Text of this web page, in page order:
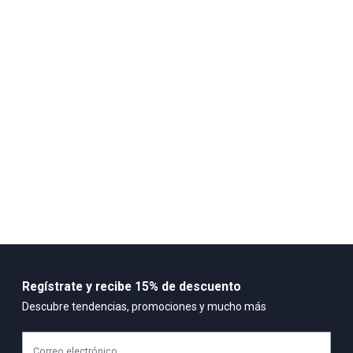
Regístrate y recibe 15% de descuento
Descubre tendencias, promociones y mucho más